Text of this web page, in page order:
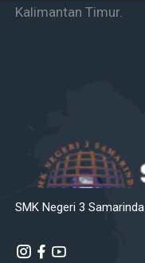
Kalimantan Timur.
SMK Negeri 3 Samarinda